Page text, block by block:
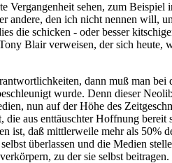
Vergangenheit sehen, zum
andere, den ich nicht nennen will,
die schicken - oder besser
Blair verweisen, der sich heute,
dann muß man bei
wurde. Denn dieser
nun auf der Höhe des
aus enttäuschter Hoffnung bereit
ist, daß mittlerweile mehr als 50%
überlassen und die Medien
zu der sie selbst beitragen.